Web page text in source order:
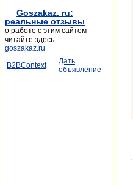
Goszakaz. ru:
реальные отзывы
о работе с этим сайтом
читайте здесь.
goszakaz.ru
B2BContext
Дать
объявление